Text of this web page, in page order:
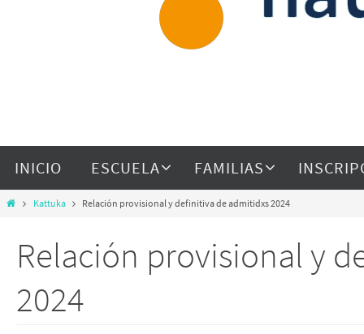
INICIO ESCUELA FAMILIAS
Kattuka Relación provisional y definitiva de admitidxs 2024
Relación provisional y
2024